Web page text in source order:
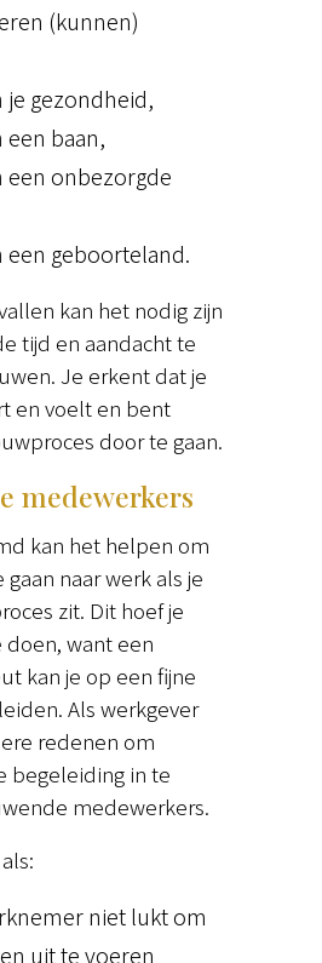
(kunnen)
je gezondheid,
een baan,
een onbezorgde
een geboorteland.
kan het nodig zijn
tijd en aandacht te
Je erkent dat je
en voelt en bent
door te gaan.
medewerkers
kan het helpen om
naar werk als je
zit. Dit hoef je
want een
kan je op een fijne
Als werkgever
redenen om
begeleiding in te
medewerkers.
niet lukt om
uit te voeren